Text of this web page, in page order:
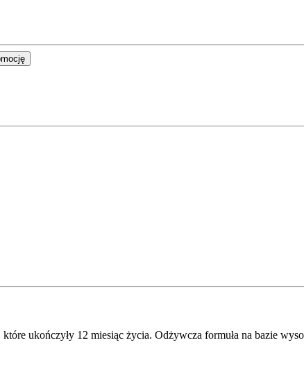
ukończyły 12 miesiąc życia. Odżywcza formuła na bazie